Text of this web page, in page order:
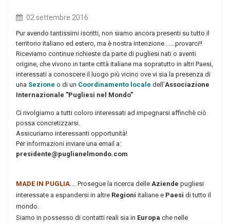
02 settembre 2016
Pur avendo tantissimi iscritti, non siamo ancora presenti su tutto il
territorio italiano ed estero, ma è nostra intenzione.......provarci!!
Riceviamo continue richieste da parte di pugliesi nati o aventi
origine, che vivono in tante città italiane ma sopratutto in altri Paesi,
interessati a conoscere il luogo più vicino ove vi sia la presenza di
una Sezione o di un Coordinamento locale dell'Associazione
Internazionale "Pugliesi nel Mondo"
Ci rivolgiamo a tutti coloro interessati ad impegnarsi affinchè ciò
possa concretizzarsi.
Assicuriamo interessanti opportunità!
Per informazioni inviare una email a:
presidente@puglianelmondo.com
MADE IN PUGLIA... Prosegue la ricerca delle Aziende pugliesi
interessate a espandersi in altre Regioni italiane e Paesi di tutto il
mondo.
Siamo in possesso di contatti reali sia in Europa che nelle